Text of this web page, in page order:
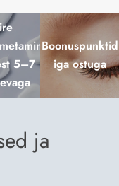
5–7
Boonuspunktid
iga ostuga
ja